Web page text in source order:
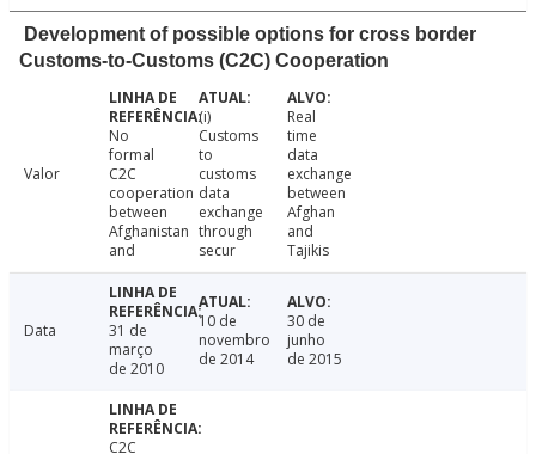
Development of possible options for cross border
Customs-to-Customs (C2C) Cooperation
Valor
No
formal
C2C
cooperation
between
Afghanistan
and
(i)
Customs
to
customs
data
exchange
through
secur
Real
time
data
exchange
between
Afghan
and
Tajikis
Data
31 de
março
de 2010
10 de
novembro
de 2014
30 de
junho
de 2015
C2C